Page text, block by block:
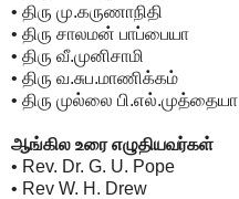
• திரு மு.கருணாநிதி
• திரு சாலமன் பாப்பையா
• திரு வீ.முனிசாமி
• திரு வ.சுப.மாணிக்கம்
• திரு முல்லை பி.எல்.முத்தையா
ஆங்கில உரை எழுதியவர்கள்
• Rev. Dr. G. U. Pope
• Rev W. H. Drew